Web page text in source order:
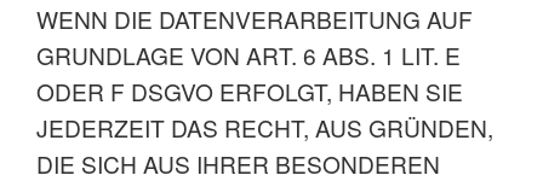
WENN DIE DATENVERARBEITUNG AUF
GRUNDLAGE VON ART. 6 ABS. 1 LIT. E
ODER F DSGVO ERFOLGT, HABEN SIE
JEDERZEIT DAS RECHT, AUS GRÜNDEN,
DIE SICH AUS IHRER BESONDEREN